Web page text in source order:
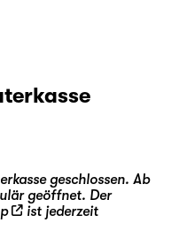
geschlossen. Ab
geöffnet. Der
ist jederzeit